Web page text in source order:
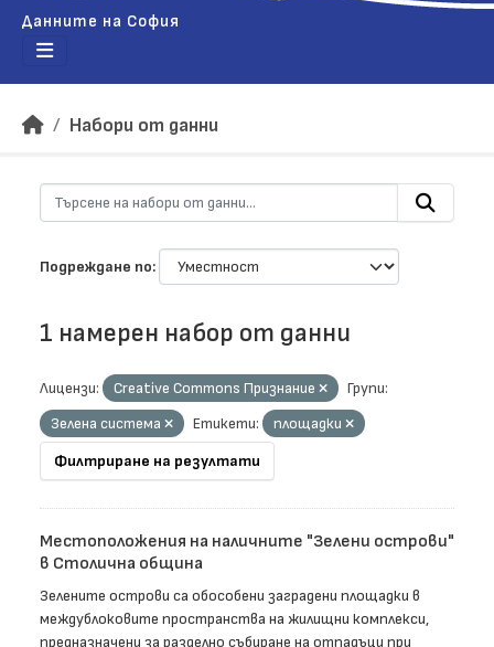
Данните на София
Набори от данни
Подреждане по
1 намерен набор от данни
Лицензи: Creative Commons Признание
Групи:
Зелена система
Етикети:
площадки
Филтриране на резултати
Местоположения на наличните "Зелени острови"
в Столична община
Зелените острови са обособени заградени площадки в
междублоковите пространства на жилищни комплекси,
предназначени за разделно събиране на отпадъци при